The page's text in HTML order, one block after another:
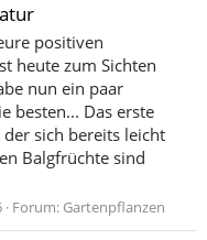
positiven
heute zum Sichten
nun ein paar
besten... Das erste
sich bereits leicht
Balgfrüchte sind
Forum: Gartenpflanzen